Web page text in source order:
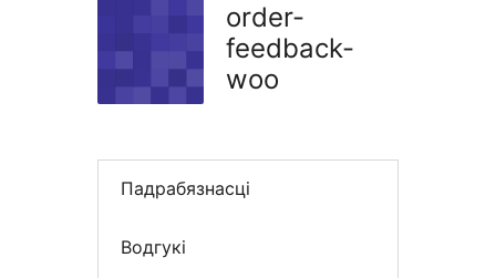
order-
feedback-
woo
Падрабязнасці
Водгукі